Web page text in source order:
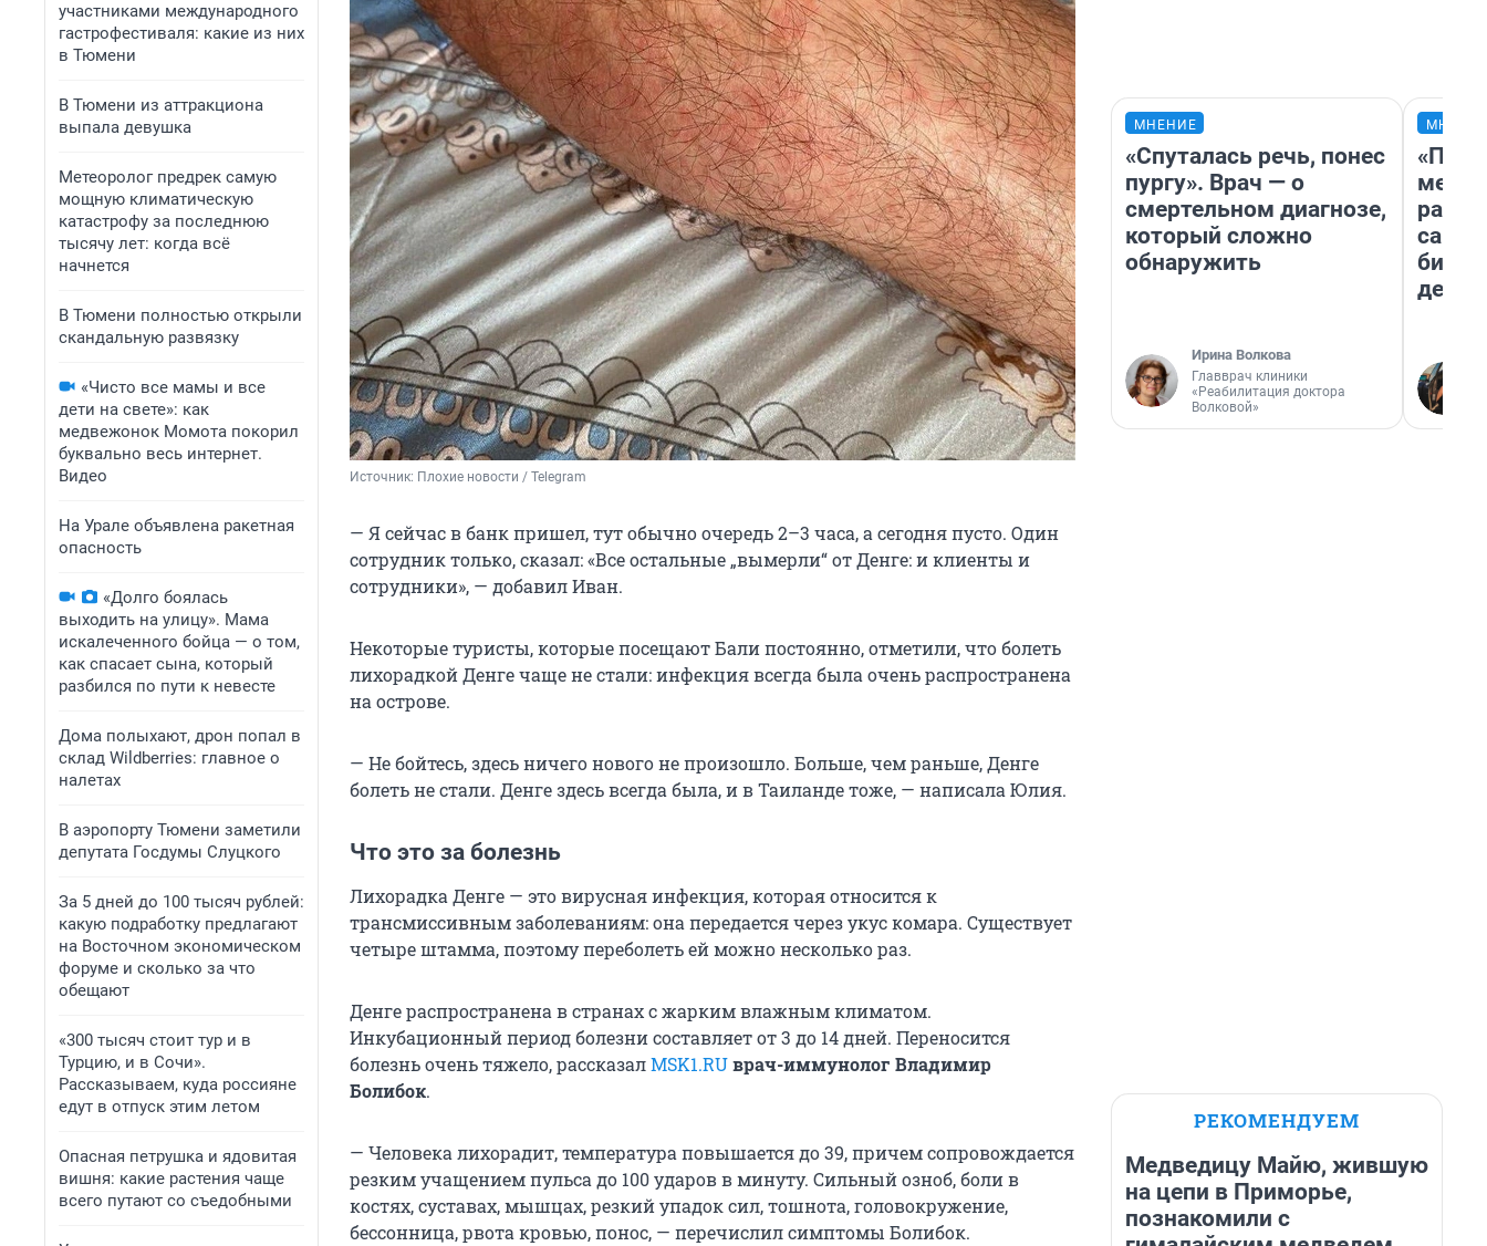
участниками международного
гастрофестиваля: какие из них
в Тюмени
В Тюмени из аттракциона
выпала девушка
Метеоролог предрек самую
мощную климатическую
катастрофу за последнюю
тысячу лет: когда всё
начнется
В Тюмени полностью открыли
скандальную развязку
«Чисто все мамы и все
дети на свете»: как
медвежонок Момота покорил
буквально весь интернет.
Видео
На Урале объявлена ракетная
опасность
«Долго боялась
выходить на улицу». Мама
искалеченного бойца — о том,
как спасает сына, который
разбился по пути к невесте
Дома полыхают, дрон попал в
склад Wildberries: главное о
налетах
В аэропорту Тюмени заметили
депутата Госдумы Слуцкого
За 5 дней до 100 тысяч рублей:
какую подработку предлагают
на Восточном экономическом
форуме и сколько за что
обещают
«300 тысяч стоит тур и в
Турцию, и в Сочи».
Рассказываем, куда россияне
едут в отпуск этим летом
Опасная петрушка и ядовитая
вишня: какие растения чаще
всего путают со съедобными
Источник: Плохие новости / Telegram
— Я сейчас в банк пришел, тут обычно очередь 2–3 часа, а сегодня пусто. Один
сотрудник только, сказал: «Все остальные „вымерли“ от Денге: и клиенты и
сотрудники», — добавил Иван.
Некоторые туристы, которые посещают Бали постоянно, отметили, что болеть
лихорадкой Денге чаще не стали: инфекция всегда была очень распространена
на острове.
— Не бойтесь, здесь ничего нового не произошло. Больше, чем раньше, Денге
болеть не стали. Денге здесь всегда была, и в Таиланде тоже, — написала Юлия.
Что это за болезнь
Лихорадка Денге — это вирусная инфекция, которая относится к
трансмиссивным заболеваниям: она передается через укус комара. Существует
четыре штамма, поэтому переболеть ей можно несколько раз.
Денге распространена в странах с жарким влажным климатом.
Инкубационный период болезни составляет от 3 до 14 дней. Переносится
болезнь очень тяжело, рассказалMSK1.RUврач-иммунолог Владимир
Болибок.
— Человека лихорадит, температура повышается до 39, причем сопровождается
резким учащением пульса до 100 ударов в минуту. Сильный озноб, боли в
костях, суставах, мышцах, резкий упадок сил, тошнота, головокружение,
бессонница, рвота кровью, понос, — перечислил симптомы Болибок.
МНЕНИЕ
«Спуталась речь, понес
пургу». Врач — о
смертельном диагнозе,
который сложно
обнаружить
Ирина Волкова
Главврач клиники
«Реабилитация доктора
Волковой»
РЕКОМЕНДУЕМ
Медведицу Майю, жившую
на цепи в Приморье,
познакомили с